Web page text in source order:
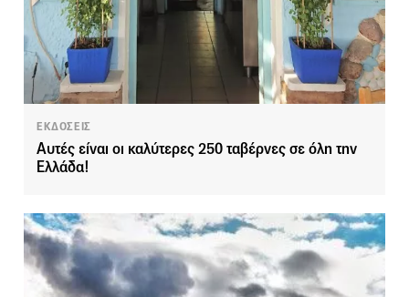
ΕΚΔΟΣΕΙΣ
Αυτές είναι οι καλύτερες 250 ταβέρνες σε όλη την
Ελλάδα!